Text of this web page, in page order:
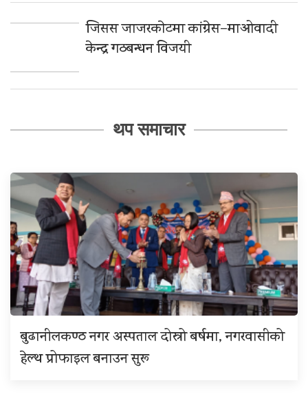
जिसस जाजरकाेटमा कांग्रेस–माओवादी
केन्द्र गठबन्धन विजयी
थप समाचार
बुढानीलकण्ठ नगर अस्पताल दोस्रो बर्षमा, नगरवासीको
हेल्थ प्रोफाइल बनाउन सुरू